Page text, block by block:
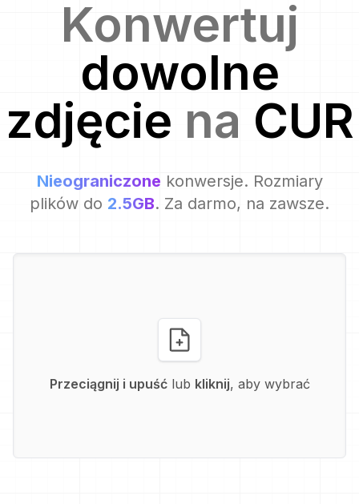
Konwertuj
dowolne
zdjęcie na CUR
Nieograniczone konwersje. Rozmiary
plików do 2.5GB. Za darmo, na zawsze.
Przeciągnij i upuść lub kliknij, aby wybrać